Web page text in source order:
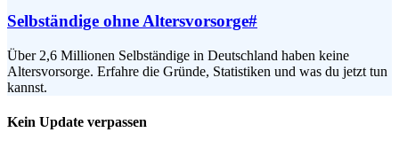
Selbständige ohne Altersvorsorge#
Über 2,6 Millionen Selbständige in Deutschland haben keine
Altersvorsorge. Erfahre die Gründe, Statistiken und was du jetzt tun
kannst.
Kein Update verpassen